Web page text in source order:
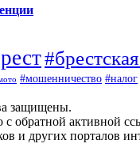
#мошенничество #налог
защищены.
обратной активной
и других порталов